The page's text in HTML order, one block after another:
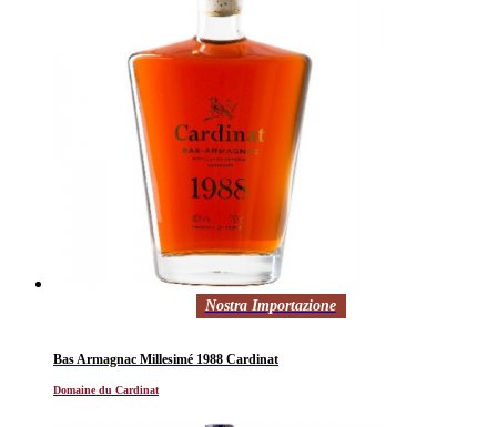
Nostra Importazione
Bas Armagnac Millesimé 1988 Cardinat
Domaine du Cardinat